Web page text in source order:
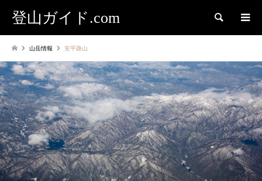
登山ガイド.com 検索
山岳情報 安平路山